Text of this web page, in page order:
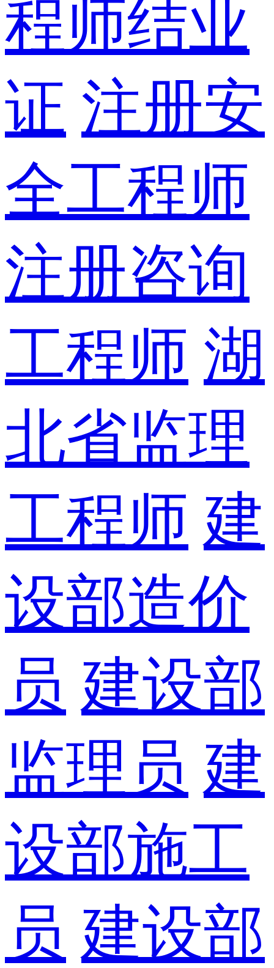
程师结业
证 注册安
全工程师
注册咨询
工程师 湖
北省监理
工程师 建
设部造价
员 建设部
监理员 建
设部施工
员 建设部